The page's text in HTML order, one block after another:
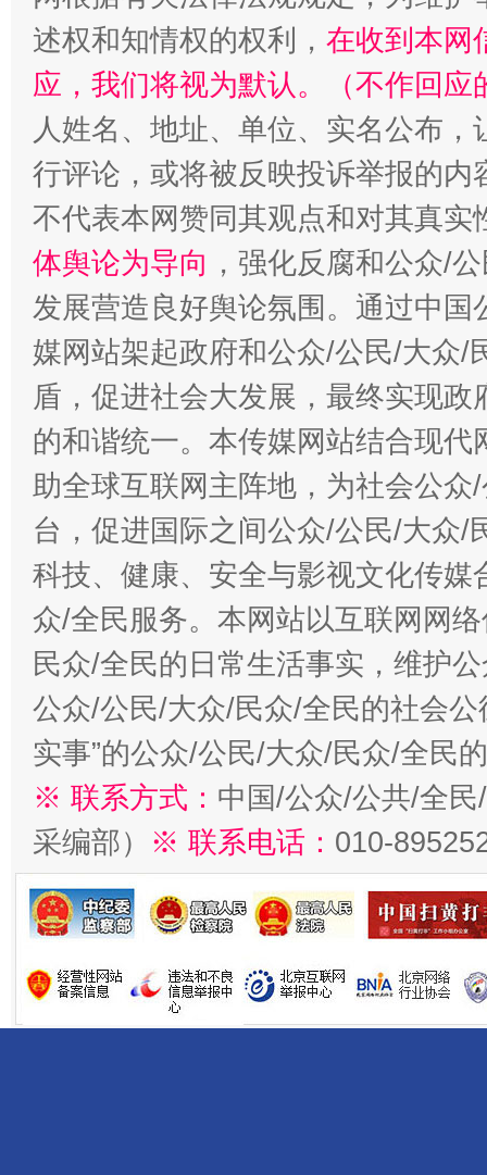
述权和知情权的权利， 在收到本网
应，我们将视为默认。（不作回应
人姓名、地址、单位、实名公布
行评论，或将被反映投诉举报的
不代表本网赞同其观点和对其真实
体舆论为导向 ，强化反腐和公众/
发展营造良好舆论氛围。通过中
媒网站架起政府和公众/公民/大众/
盾，促进社会大发展，最终实现
的和谐统一。本传媒网站结合现
助全球互联网主阵地，为社会公
台，促进国际之间公众/公民/大众/
科技、健康、安全与影视文化传
众/全民服务。本网站以互联网网
民众/全民的日常生活事实，维护
公众/公民/大众/民众/全民的社会公
实事”的公众/公民/大众/民众/全民
※ 联系方式： 中国/公众/公共/全
采编部） ※ 联系电话： 010-